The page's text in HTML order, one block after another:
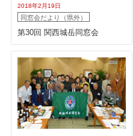
2018年2月19日
同窓会だより（県外）
第30回 関西城岳同窓会